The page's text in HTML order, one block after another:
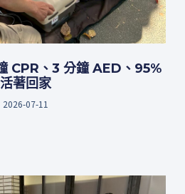
CPR、3 分鐘 AED、95%
活著回家
2026-07-11